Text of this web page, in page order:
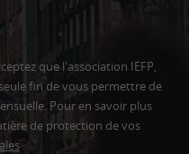
que l'association IEFP,
fin de vous permettre de
Pour en savoir plus
de protection de vos